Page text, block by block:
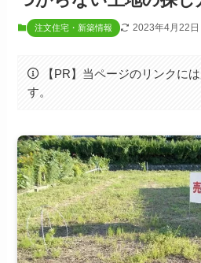
注文住宅・新築情報 2023年4月22日
【PR】当ページのリンクに
す。